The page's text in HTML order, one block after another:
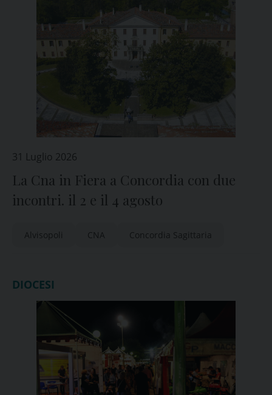
31 Luglio 2026
La Cna in Fiera a Concordia con due
incontri. il 2 e il 4 agosto
Alvisopoli CNA Concordia Sagittaria
DIOCESI